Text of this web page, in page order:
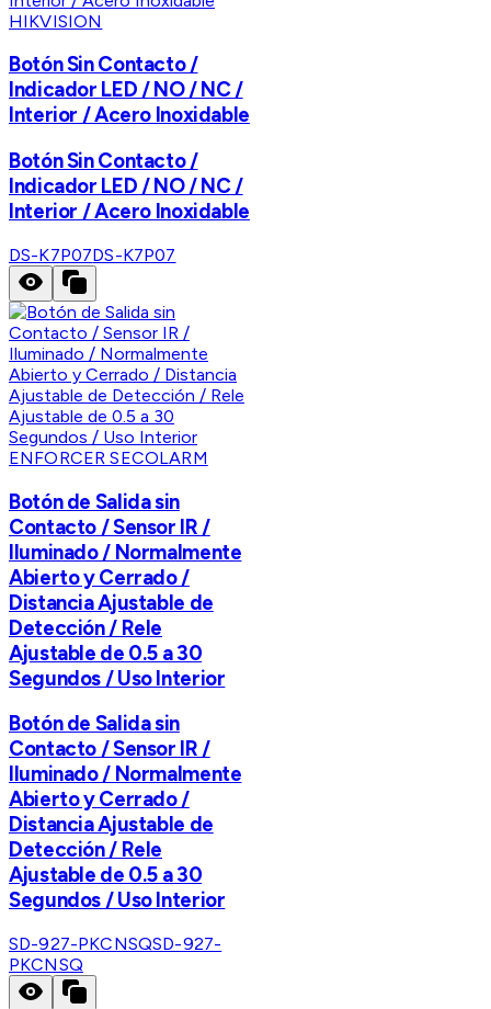
HIKVISION
Botón Sin Contacto /
Indicador LED / NO / NC /
Interior / Acero Inoxidable
Botón Sin Contacto /
Indicador LED / NO / NC /
Interior / Acero Inoxidable
DS-K7P07DS-K7P07
ENFORCER SECOLARM
Botón de Salida sin
Contacto / Sensor IR /
Iluminado / Normalmente
Abierto y Cerrado /
Distancia Ajustable de
Detección / Rele
Ajustable de 0.5 a 30
Segundos / Uso Interior
Botón de Salida sin
Contacto / Sensor IR /
Iluminado / Normalmente
Abierto y Cerrado /
Distancia Ajustable de
Detección / Rele
Ajustable de 0.5 a 30
Segundos / Uso Interior
SD-927-PKCNSQSD-927-
PKCNSQ